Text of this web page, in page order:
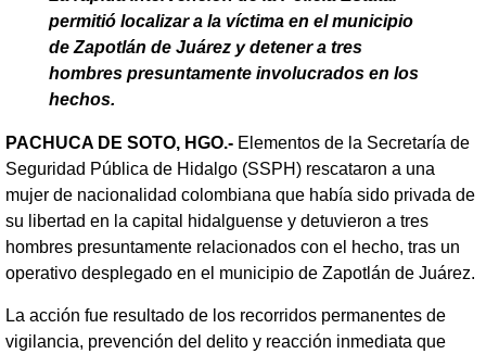
permitió localizar a la víctima en el municipio
de Zapotlán de Juárez y detener a tres
hombres presuntamente involucrados en los
hechos.
PACHUCA DE SOTO, HGO.- Elementos de la Secretaría de
Seguridad Pública de Hidalgo (SSPH) rescataron a una
mujer de nacionalidad colombiana que había sido privada de
su libertad en la capital hidalguense y detuvieron a tres
hombres presuntamente relacionados con el hecho, tras un
operativo desplegado en el municipio de Zapotlán de Juárez.
La acción fue resultado de los recorridos permanentes de
vigilancia, prevención del delito y reacción inmediata que